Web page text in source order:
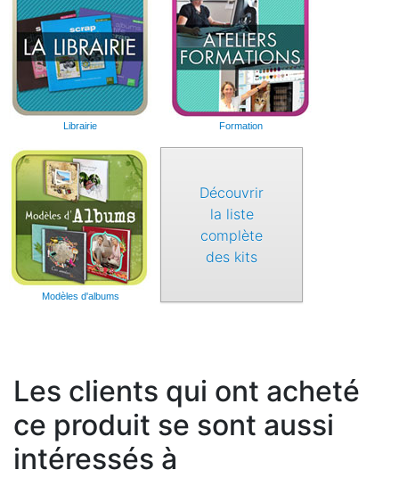
Librairie Formation
Modèles d'albums
Découvrir
la liste
complète
des kits
Les clients qui ont acheté
ce produit se sont aussi
intéressés à